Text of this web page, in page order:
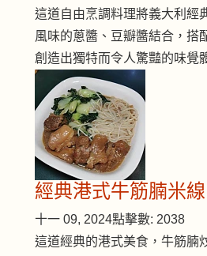
這道自由烹調料理將義大利經
風味的蔥醬、豆瓣醬結合，搭
創造出獨特而令人驚豔的味覺
經典港式牛筋腩米線
十一 09, 2024點擊數: 2038
這道經典的港式美食，牛筋腩